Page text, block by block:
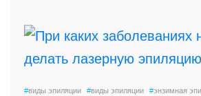
#виды эпиляции #виды эпиляции #энзимная